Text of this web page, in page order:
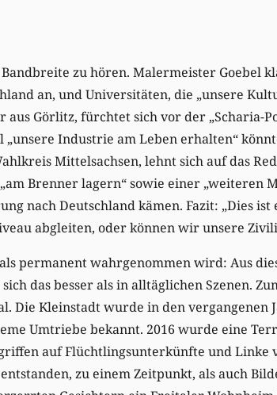
zu hören. Malermeister Goebel
an, und Universitäten, die „unsere
Görlitz, fürchtet sich vor der „Scharia-
Industrie am Leben erhalten“
Mittelsachsen, lehnt sich auf das
Brenner lagern“ sowie einer „weiteren
nach Deutschland kämen. Fazit: „Dies ist
abgleiten, oder können wir unsere
permanent wahrgenommen wird: Aus
das besser als in alltäglichen Szenen.
Die Kleinstadt wurde in den vergangenen
Umtriebe bekannt. 2016 wurde eine
auf Flüchtlingsunterkünfte und
zu einem Zeitpunkt, als auch